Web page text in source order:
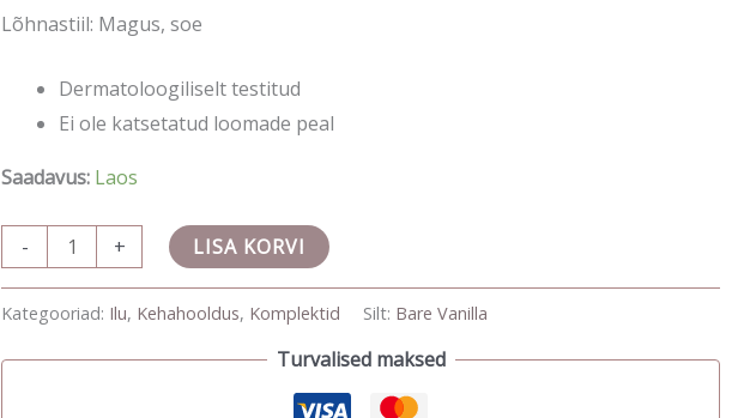
Lõhnastiil: Magus, soe
Dermatoloogiliselt testitud
Ei ole katsetatud loomade peal
Saadavus: Laos
- + LISA KORVI
Kategooriad: Ilu, Kehahooldus, Komplektid Silt: Bare Vanilla
Turvalised maksed